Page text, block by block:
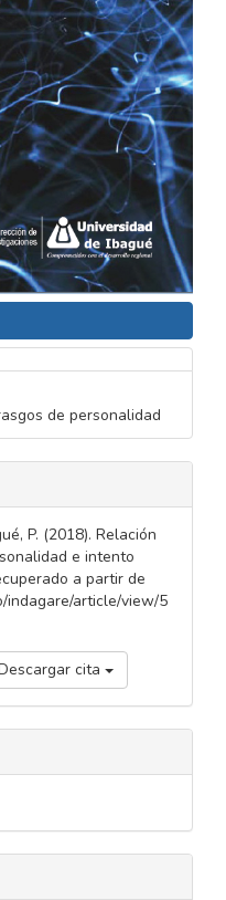
de personalidad
P. (2018). Relación
e intento
a partir de
indagare/article/view/5
cita